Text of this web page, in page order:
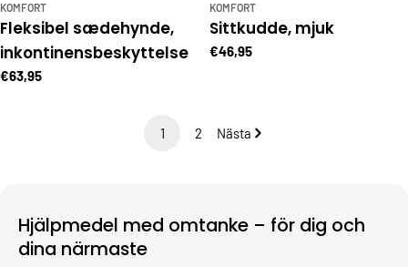
KOMFORT
Fleksibel sædehynde,
inkontinensbeskyttelse
€63,95
KOMFORT
Sittkudde, mjuk
€46,95
1 2 Nästa
Hjälpmedel med omtanke – för dig och
dina närmaste